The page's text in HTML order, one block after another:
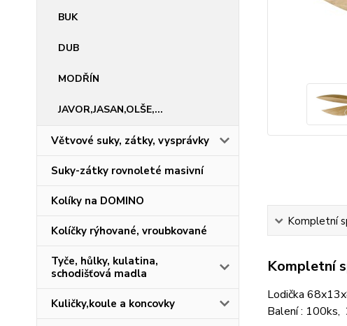
BUK
DUB
MODŘÍN
JAVOR,JASAN,OLŠE,...
Větvové suky, zátky, vysprávky
Suky-zátky rovnoleté masivní
Kolíky na DOMINO
Kolíčky rýhované, vroubkované
Tyče, hůlky, kulatina,
schodišťová madla
Kuličky,koule a koncovky
Kompletní
Kompletní
Lodička
Balení :